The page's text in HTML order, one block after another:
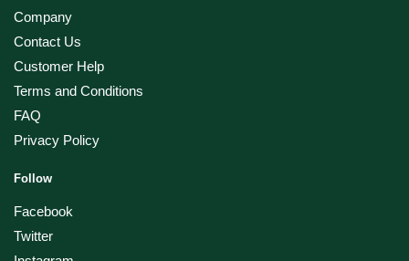
Company
Contact Us
Customer Help
Terms and Conditions
FAQ
Privacy Policy
Follow
Facebook
Twitter